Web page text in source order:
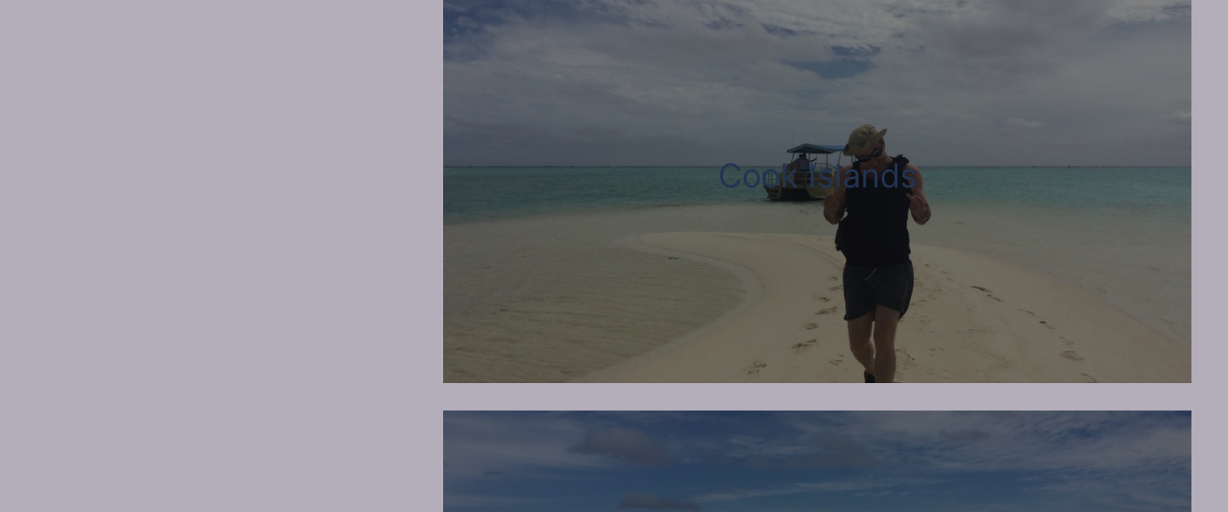
Cook Islands